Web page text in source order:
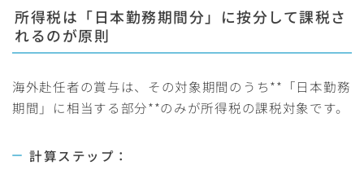
所得税は「日本勤務期間分」に按分して課税さ
れるのが原則
海外赴任者の賞与は、その対象期間のうち**「日本勤務
期間」に相当する部分**のみが所得税の課税対象です。
計算ステップ：